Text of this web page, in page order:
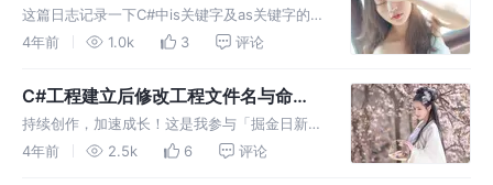
的实例
这篇日志记录一下C#中is关键字及as关键字的
用法。 Is ：判断检查对象是否与给定类型兼容
（int ）这样的用法是一样的。 获取当前窗体的
4年前 1.0k 3 评论
C#工程建立后修改工程文件名与命名
空间
持续创作，加速成长！这是我参与「掘金日新计
划 · 6 月更文挑战」的第30天，点击查看活动详
4年前 2.5k 6 评论